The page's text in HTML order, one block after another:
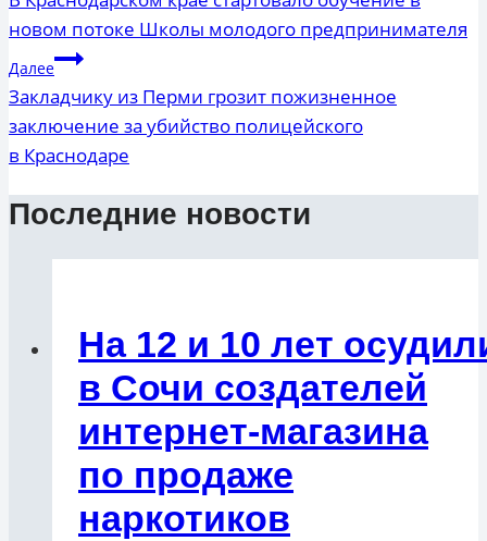
записям
новом потоке Школы молодого предпринимателя
Далее
Закладчику из Перми грозит пожизненное
заключение за убийство полицейского
в Краснодаре
Последние новости
На 12 и 10 лет
в Сочи создателей
интернет-магазина
по продаже
наркотиков